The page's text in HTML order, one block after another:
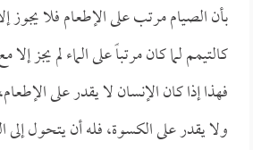
بأن الصيام مرتب على الإطعام فلا يجوز
كالتيمم لما كان مرتباً على الماء لم يجز إلا
فهذا إذا كان الإنسان لا يقدر على
ولا يقدر على الكسوة، فله أن يتحول إلى